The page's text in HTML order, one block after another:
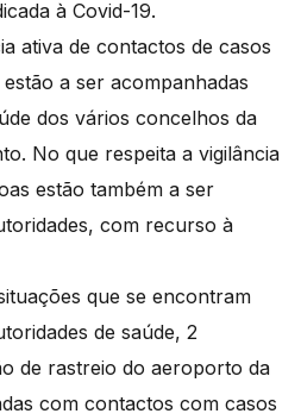
à Covid-19.
ativa de contactos de casos
a ser acompanhadas
dos vários concelhos da
No que respeita a vigilância
estão também a ser
com recurso à
que se encontram
de saúde, 2
de rastreio do aeroporto da
com contactos com casos